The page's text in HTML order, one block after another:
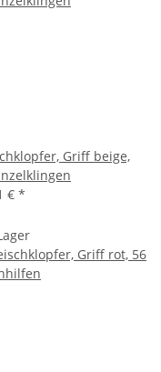
Griff beige,
€ *